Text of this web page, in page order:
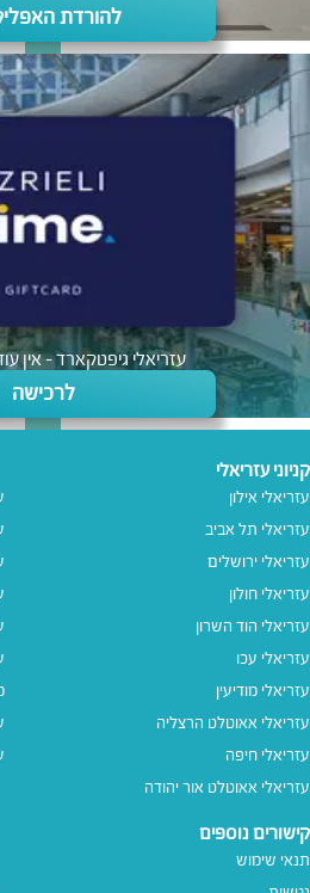
להורדת
עזריאלי גיפטקארד - אין
לרכישה
קניוני עזריאלי
עזריאלי אילון
עזריאלי תל אביב
עזריאלי ירושלים
עזריאלי חולון
עזריאלי הוד השרון
עזריאלי עכו
עזריאלי מודיעין
עזריאלי אאוטלט הרצליה
עזריאלי חיפה
עזריאלי אאוטלט אור יהודה
קישורים נוספים
תנאי שימוש